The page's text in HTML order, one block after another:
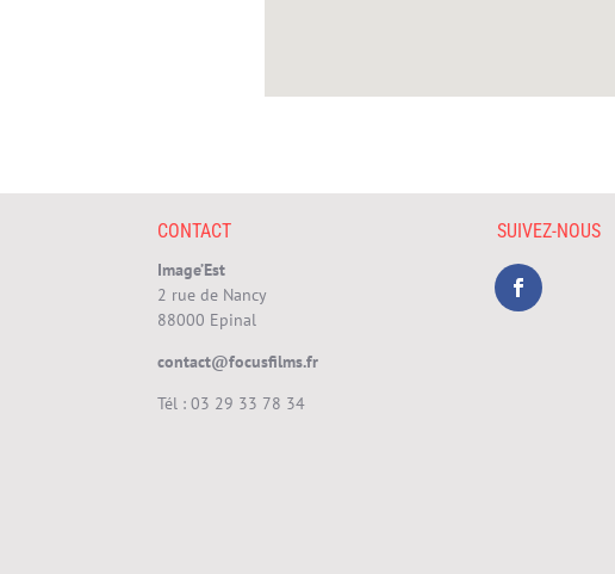
CONTACT
Image’Est
2 rue de Nancy
88000 Epinal
contact@focusfilms.fr
Tél : 03 29 33 78 34
SUIVEZ-NOUS